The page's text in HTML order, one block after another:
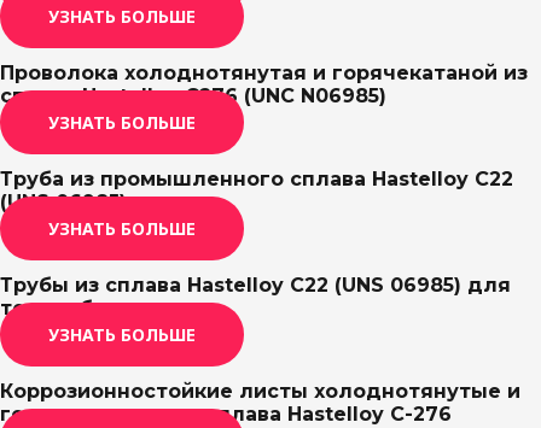
УЗНАТЬ БОЛЬШЕ
Проволока холоднотянутая и горячекатаной из
сплава Hastelloy C276 (UNC N06985)
УЗНАТЬ БОЛЬШЕ
Труба из промышленного сплава Hastelloy C22
(UNS 06985)
УЗНАТЬ БОЛЬШЕ
Трубы из сплава Hastelloy C22 (UNS 06985) для
теплообменника
УЗНАТЬ БОЛЬШЕ
Коррозионностойкие листы холоднотянутые и
горячекатаные из сплава Hastelloy C-276